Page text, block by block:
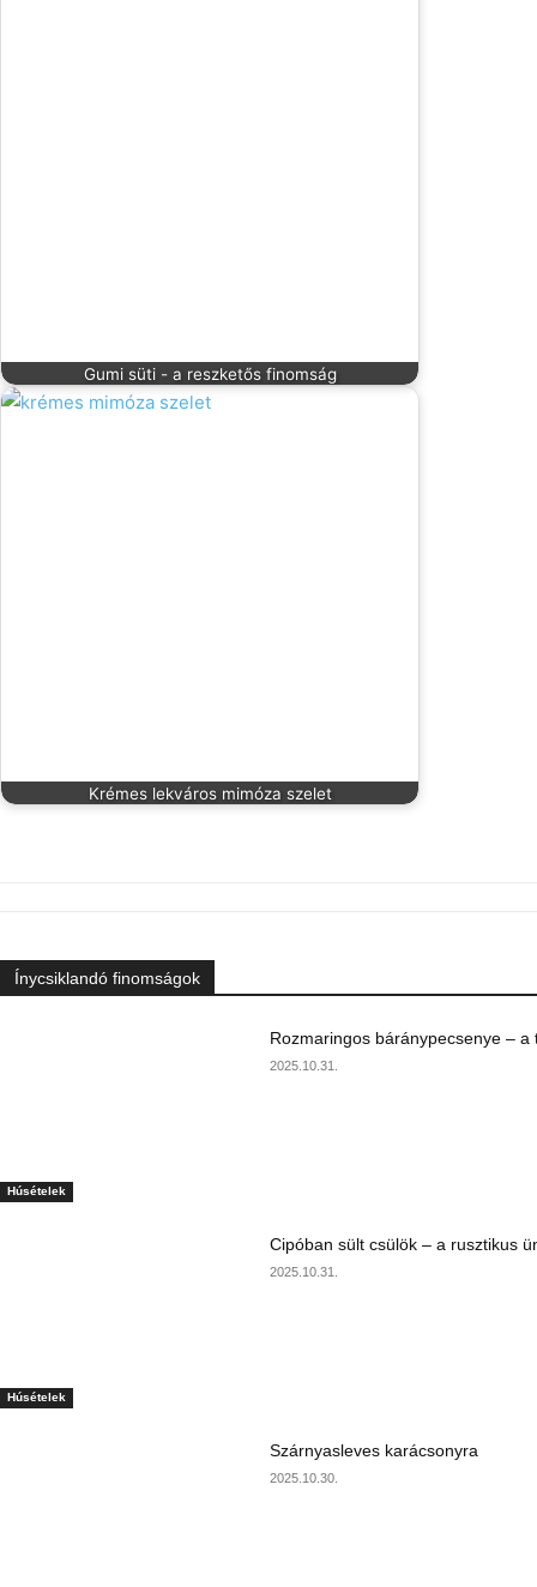
Gumi süti - a reszketős finomság
Krémes lekváros mimóza szelet
Ínycsiklandó finomságok
Húsételek
Rozmaringos báránypecsenye – a
2025.10.31.
Húsételek
Cipóban sült csülök – a rusztikus
2025.10.31.
Szárnyasleves karácsonyra
2025.10.30.